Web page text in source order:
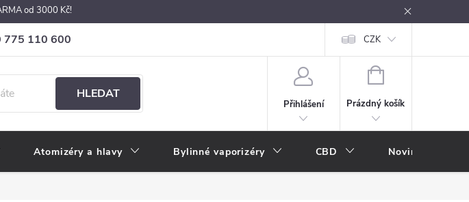
od 3000 Kč!
775 110 600
cigarety.cz
Velkoobchod Vše o e-kouření Nákupní rádce
CZK
HLEDAT
Přihlášení
NÁKUPNÍ
Prázdný košík
Atomizéry a hlavy Bylinné vaporizéry CBD Novinky